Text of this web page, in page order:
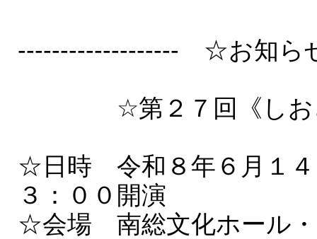
------------------- ☆お知
☆第２７回《しおさ
☆日時 令和８年６月１
３：００開演
☆会場 南総文化ホール・